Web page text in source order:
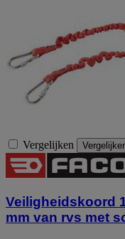
Vergelijken
Veiligheidskoord
mm van rvs met